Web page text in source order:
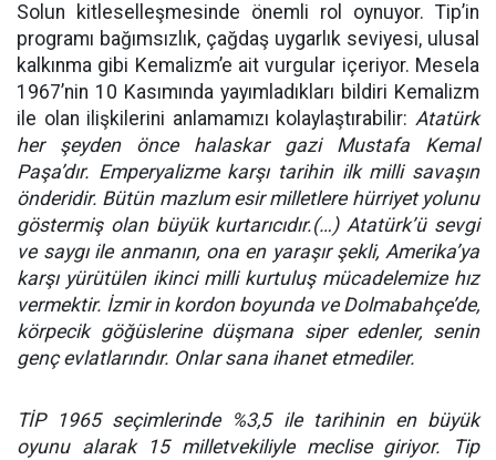
Solun kitleselleşmesinde önemli rol oynuyor. Tip’in
programı bağımsızlık, çağdaş uygarlık seviyesi, ulusal
kalkınma gibi Kemalizm’e ait vurgular içeriyor. Mesela
1967’nin 10 Kasımında yayımladıkları bildiri Kemalizm
ile olan ilişkilerini anlamamızı kolaylaştırabilir: Atatürk
her şeyden önce halaskar gazi Mustafa Kemal
Paşa’dır. Emperyalizme karşı tarihin ilk milli savaşın
önderidir. Bütün mazlum esir milletlere hürriyet yolunu
göstermiş olan büyük kurtarıcıdır.(…) Atatürk’ü sevgi
ve saygı ile anmanın, ona en yaraşır şekli, Amerika’ya
karşı yürütülen ikinci milli kurtuluş mücadelemize hız
vermektir. İzmir in kordon boyunda ve Dolmabahçe’de,
körpecik göğüslerine düşmana siper edenler, senin
genç evlatlarındır. Onlar sana ihanet etmediler.
TİP 1965 seçimlerinde %3,5 ile tarihinin en büyük
oyunu alarak 15 milletvekiliyle meclise giriyor. Tip